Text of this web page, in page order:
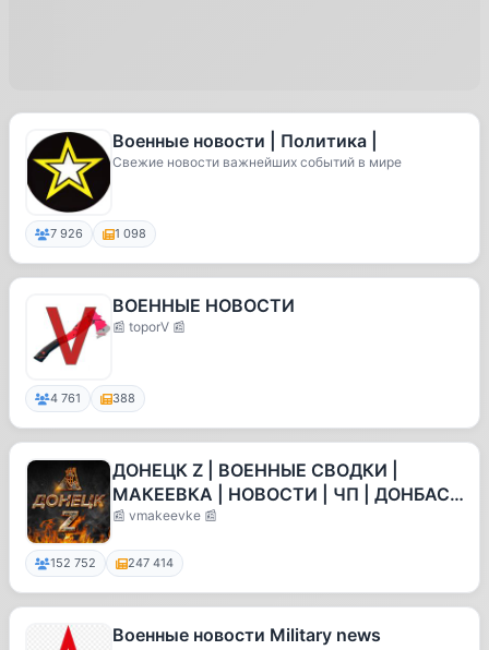
Военные новости | Политика |
Свежие новости важнейших событий в мире
7 926 1 098
ВОЕННЫЕ НОВОСТИ
📰 toporV 📰
4 761 388
ДОНЕЦК Z | ВОЕННЫЕ СВОДКИ |
МАКЕЕВКА | НОВОСТИ | ЧП | ДОНБАСС
| РОССИЯ
📰 vmakeevke 📰
152 752 247 414
Военные новости Military news